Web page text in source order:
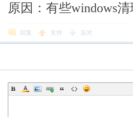
原因：有些windows
回复 支持 反对